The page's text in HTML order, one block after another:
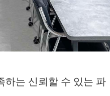
하는 신뢰할 수 있는 파